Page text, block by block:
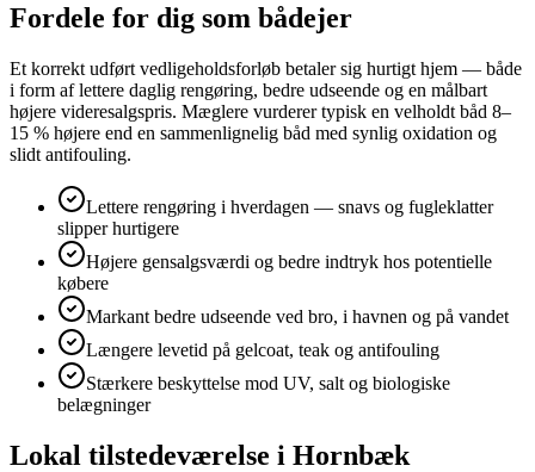
Fordele for dig som bådejer
Et korrekt udført vedligeholdsforløb betaler sig hurtigt hjem — både
i form af lettere daglig rengøring, bedre udseende og en målbart
højere videresalgspris. Mæglere vurderer typisk en velholdt båd 8–
15 % højere end en sammenlignelig båd med synlig oxidation og
slidt antifouling.
Lettere rengøring i hverdagen — snavs og fugleklatter
slipper hurtigere
Højere gensalgsværdi og bedre indtryk hos potentielle
købere
Markant bedre udseende ved bro, i havnen og på vandet
Længere levetid på gelcoat, teak og antifouling
Stærkere beskyttelse mod UV, salt og biologiske
belægninger
Lokal tilstedeværelse i Hornbæk